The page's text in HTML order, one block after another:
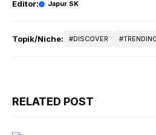
Editor: Japur SK
Topik/Niche: DISCOVER
RELATED POST